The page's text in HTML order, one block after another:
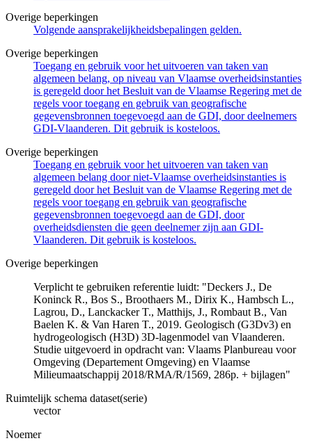
Overige beperkingen
Volgende aansprakelijkheidsbepalingen gelden.
Overige beperkingen
Toegang en gebruik voor het uitvoeren van taken van
algemeen belang, op niveau van Vlaamse overheidsinstanties
is geregeld door het Besluit van de Vlaamse Regering met de
regels voor toegang en gebruik van geografische
gegevensbronnen toegevoegd aan de GDI, door deelnemers
GDI-Vlaanderen. Dit gebruik is kosteloos.
Overige beperkingen
Toegang en gebruik voor het uitvoeren van taken van
algemeen belang door niet-Vlaamse overheidsinstanties is
geregeld door het Besluit van de Vlaamse Regering met de
regels voor toegang en gebruik van geografische
gegevensbronnen toegevoegd aan de GDI, door
overheidsdiensten die geen deelnemer zijn aan GDI-
Vlaanderen. Dit gebruik is kosteloos.
Overige beperkingen
Verplicht te gebruiken referentie luidt: "Deckers J., De
Koninck R., Bos S., Broothaers M., Dirix K., Hambsch L.,
Lagrou, D., Lanckacker T., Matthijs, J., Rombaut B., Van
Baelen K. & Van Haren T., 2019. Geologisch (G3Dv3) en
hydrogeologisch (H3D) 3D-lagenmodel van Vlaanderen.
Studie uitgevoerd in opdracht van: Vlaams Planbureau voor
Omgeving (Departement Omgeving) en Vlaamse
Milieumaatschappij 2018/RMA/R/1569, 286p. + bijlagen"
Ruimtelijk schema dataset(serie)
vector
Noemer